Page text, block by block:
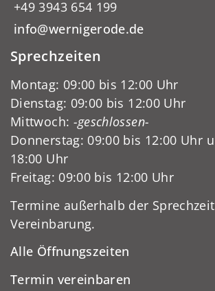
+49 3943 654 199
info@wernigerode.de
Sprechzeiten
Montag: 09:00 bis 12:00 Uhr
Dienstag: 09:00 bis 12:00 Uhr
Mittwoch: -geschlossen-
Donnerstag: 09:00 bis 12:00 Uhr
18:00 Uhr
Freitag: 09:00 bis 12:00 Uhr
Termine außerhalb der
Vereinbarung.
Alle Öffnungszeiten
Termin vereinbaren